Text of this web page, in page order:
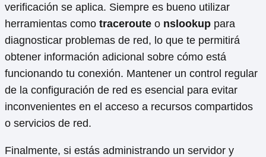
verificación se aplica. Siempre es bueno utilizar
herramientas como traceroute o nslookup para
diagnosticar problemas de red, lo que te permitirá
obtener información adicional sobre cómo está
funcionando tu conexión. Mantener un control regular
de la configuración de red es esencial para evitar
inconvenientes en el acceso a recursos compartidos
o servicios de red.
Finalmente, si estás administrando un servidor y